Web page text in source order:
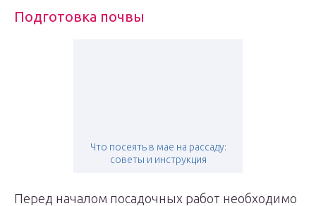
Подготовка почвы
Что посеять в мае на рассаду:
советы и инструкция
Перед началом посадочных работ необходимо